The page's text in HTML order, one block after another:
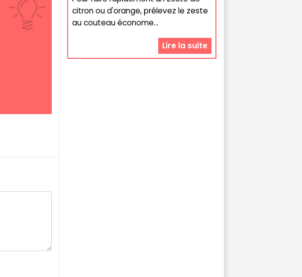
citron ou d'orange, prélevez le zeste
au couteau économe...
Lire la suite